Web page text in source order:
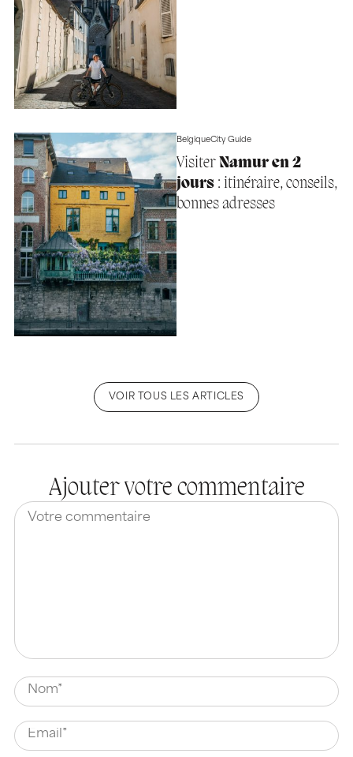
BelgiqueCity Guide
Visiter Namur en 2
jours: itinéraire, conseils,
bonnes adresses
VOIR TOUS LES ARTICLES
Ajouter votre commentaire